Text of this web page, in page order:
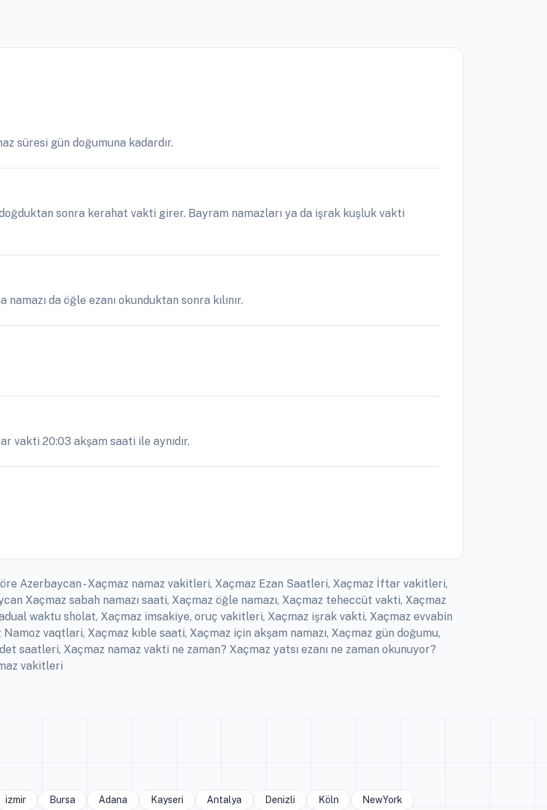
süresi gün doğumuna kadardır.
sonra kerahat vakti girer. Bayram namazları ya da işrak kuşluk vakti
da öğle ezanı okunduktan sonra kılınır.
vakti 20:03 akşam saati ile aynıdır.
Azerbaycan - Xaçmaz namaz vakitleri, Xaçmaz Ezan Saatleri, Xaçmaz İftar vakitleri,
Xaçmaz sabah namazı saati, Xaçmaz öğle namazı, Xaçmaz teheccüt vakti, Xaçmaz
waktu sholat, Xaçmaz imsakiye, oruç vakitleri, Xaçmaz işrak vakti, Xaçmaz evvabin
vaqtlari, Xaçmaz kıble saati, Xaçmaz için akşam namazı, Xaçmaz gün doğumu,
saatleri, Xaçmaz namaz vakti ne zaman? Xaçmaz yatsı ezanı ne zaman okunuyor?
vakitleri
izmir Bursa Adana Kayseri Antalya Denizli Köln NewYork